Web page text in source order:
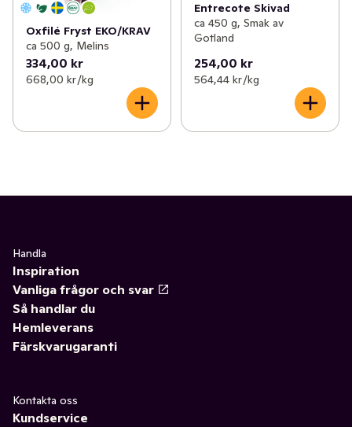
Oxfilé Fryst EKO/KRAV
ca 500 g, Melins
334,00 kr
668,00 kr /kg
Entrecote Skivad
ca 450 g, Smak av
Gotland
254,00 kr
564,44 kr /kg
Handla
Inspiration
Vanliga frågor och svar
Så handlar du
Hemleverans
Färskvarugaranti
Kontakta oss
Kundservice